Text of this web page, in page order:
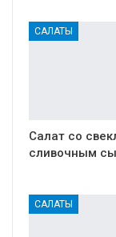
САЛАТЫ
Салат со
сливочным
САЛАТЫ